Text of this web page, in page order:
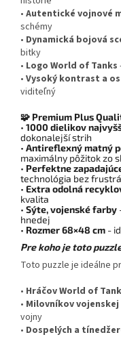
• Autentické vojnové
schémy
• Dynamická bojová
bitky
• Logo World of Tanks
• Vysoký kontrast a
viditeľný
🧩 Premium Plus
• 1000 dielikov
dokonalejší strih
• Antireflexný matný
maximálny pôžitok zo
• Perfektne
technológia bez
• Extra odolná
kvalita
• Sýte, vojenské farby
hnedej
• Rozmer 68×48 cm -
Pre koho je toto
Toto puzzle je ideálne
• Hráčov World of
• Milovníkov
vojny
• Dospelých a